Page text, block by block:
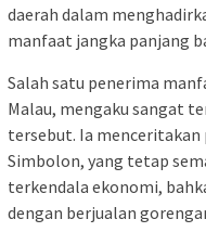
daerah dalam
manfaat jangka panjang
Salah satu penerima
Malau, mengaku sangat
tersebut. Ia menceritakan
Simbolon, yang tetap
terkendala ekonomi,
dengan berjualan